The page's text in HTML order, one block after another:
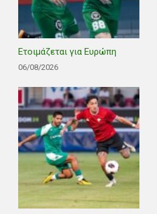
Ετοιμάζεται για Ευρώπη
06/08/2026